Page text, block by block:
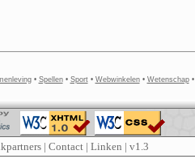
• Spellen• Sport• Webwinkelen• Wetenschap•
| Contact| Linken | v1.3